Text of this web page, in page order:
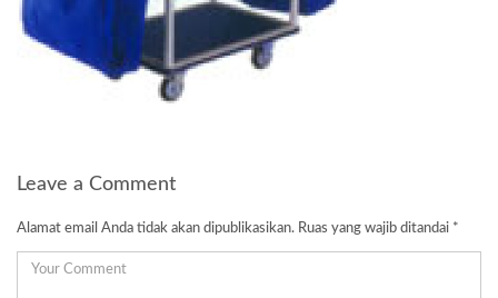
Leave a Comment
Alamat email Anda tidak akan dipublikasikan. Ruas yang wajib ditandai *